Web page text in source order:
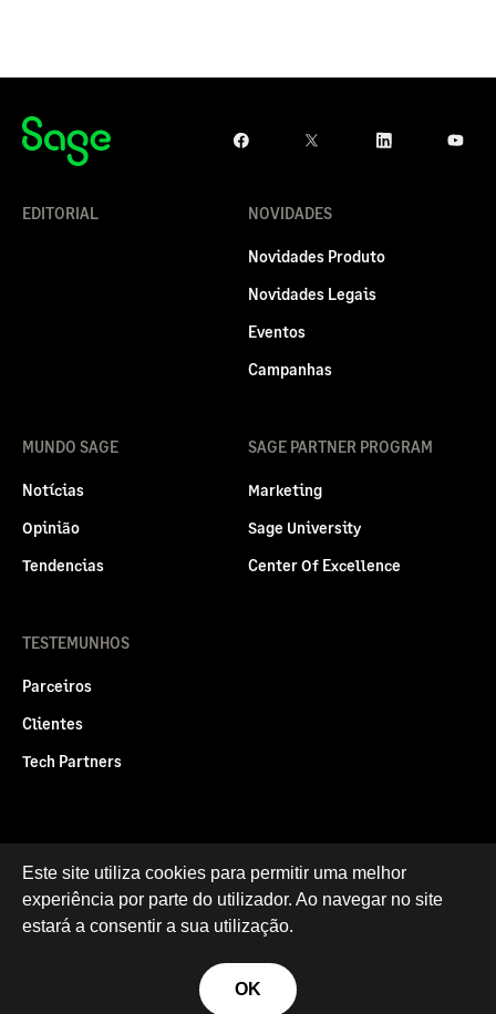
EDITORIAL NOVIDADES
Novidades Produto
Novidades Legais
Eventos
Campanhas
MUNDO SAGE
Notícias
Opinião
Tendencias
SAGE PARTNER PROGRAM
Marketing
Sage University
Center Of Excellence
TESTEMUNHOS
Parceiros
Clientes
Tech Partners
Politica legal Privacidade e Cookies
RGPD
Este site utiliza cookies para permitir uma melhor
experiência por parte do utilizador. Ao navegar no site
estará a consentir a sua utilização.
OK